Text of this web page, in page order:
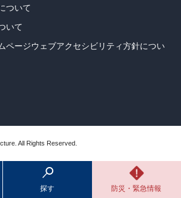
探す 防災・緊急情報
ついて
いて
ページウェブアクセシビリティ方針につい
All Rights Reserved.